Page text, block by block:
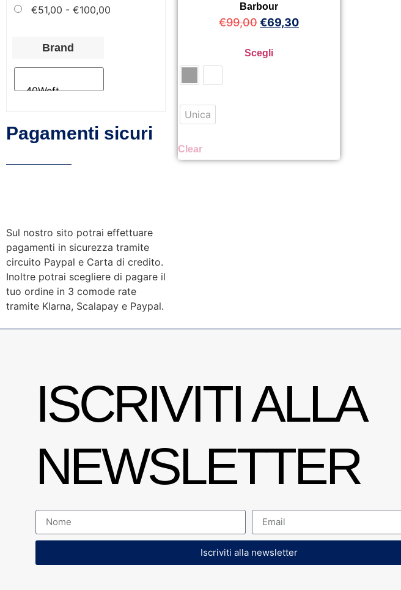
€51,00 - €100,00
Brand
Pagamenti sicuri
Sul nostro sito potrai effettuare
pagamenti in sicurezza tramite
circuito Paypal e Carta di credito.
Inoltre potrai scegliere di pagare il
tuo ordine in 3 comode rate
tramite Klarna, Scalapay e Paypal.
Barbour
€99,00€69,30
Scegli
Unica
Clear
ISCRIVITI ALLA
NEWSLETTER
Iscriviti alla newsletter